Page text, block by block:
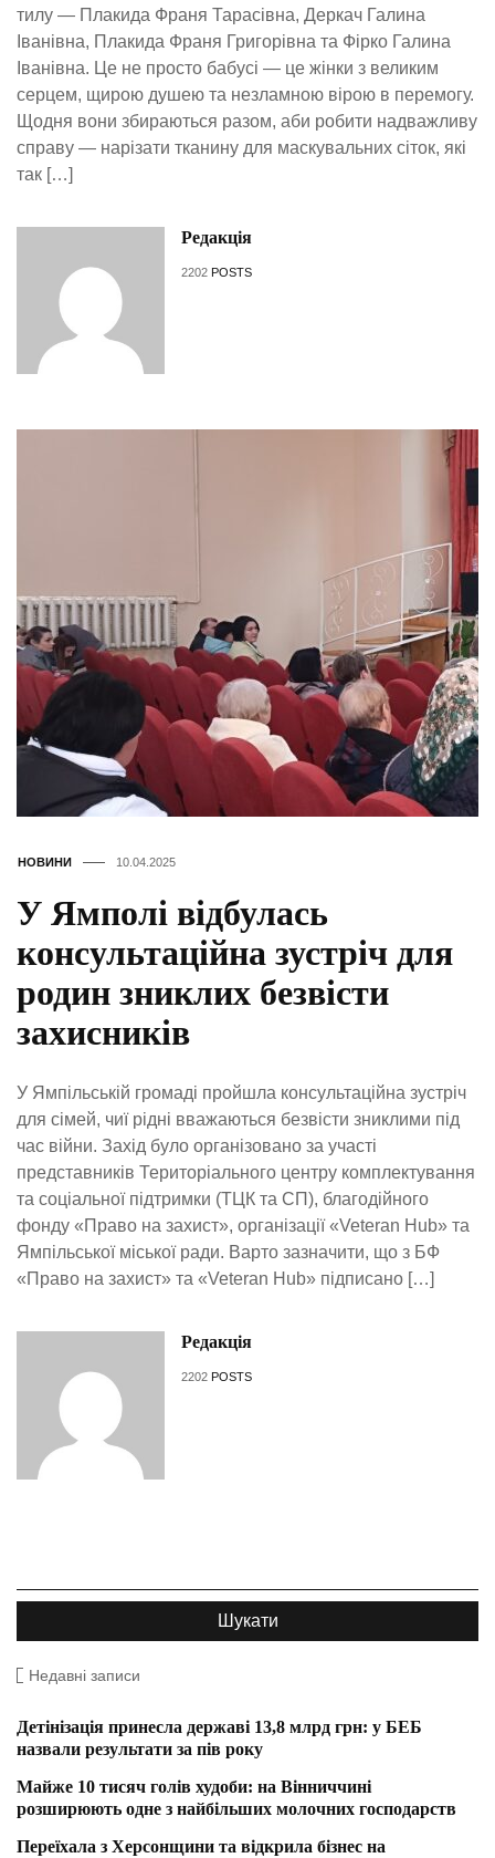
тилу — Плакида Франя Тарасівна, Деркач Галина
Іванівна, Плакида Франя Григорівна та Фірко Галина
Іванівна. Це не просто бабусі — це жінки з великим
серцем, щирою душею та незламною вірою в перемогу.
Щодня вони збираються разом, аби робити надважливу
справу — нарізати тканину для маскувальних сіток, які
так […]
Редакція
2202 POSTS
НОВИНИ 10.04.2025
У Ямполі відбулась
консультаційна зустріч для
родин зниклих безвісти
захисників
У Ямпільській громаді пройшла консультаційна зустріч
для сімей, чиї рідні вважаються безвісти зниклими під
час війни. Захід було організовано за участі
представників Територіального центру комплектування
та соціальної підтримки (ТЦК та СП), благодійного
фонду «Право на захист», організації «Veteran Hub» та
Ямпільської міської ради. Варто зазначити, що з БФ
«Право на захист» та «Veteran Hub» підписано […]
Редакція
2202 POSTS
Недавні записи
Детінізація принесла державі 13,8 млрд грн: у БЕБ
назвали результати за пів року
Майже 10 тисяч голів худоби: на Вінниччині
розширюють одне з найбільших молочних господарств
Переїхала з Херсонщини та відкрила бізнес на